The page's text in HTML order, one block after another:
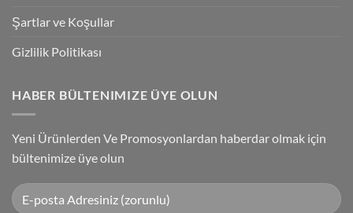
Şartlar ve Koşullar
Gizlilik Politikası
HABER BÜLTENIMIZE ÜYE OLUN
Yeni Ürünlerden Ve Promosyonlardan haberdar olmak için
bültenimize üye olun